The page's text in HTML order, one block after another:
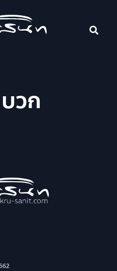
วก